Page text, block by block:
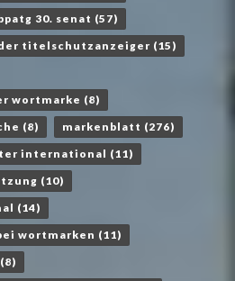
30. senat (57)
titelschutzanzeiger (15)
wortmarke (8)
(8) markenblatt (276)
international (11)
(10)
(14)
wortmarken (11)
(8)